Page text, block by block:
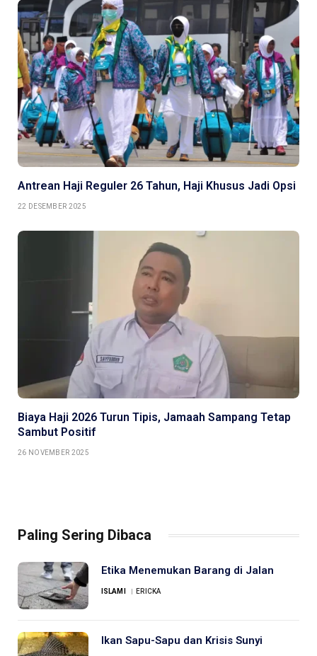
Antrean Haji Reguler 26 Tahun, Haji Khusus Jadi Opsi
22 DESEMBER 2025
Biaya Haji 2026 Turun Tipis, Jamaah Sampang Tetap
Sambut Positif
26 NOVEMBER 2025
Paling Sering Dibaca
Etika Menemukan Barang di Jalan
ISLAMI ERICKA
Ikan Sapu-Sapu dan Krisis Sunyi